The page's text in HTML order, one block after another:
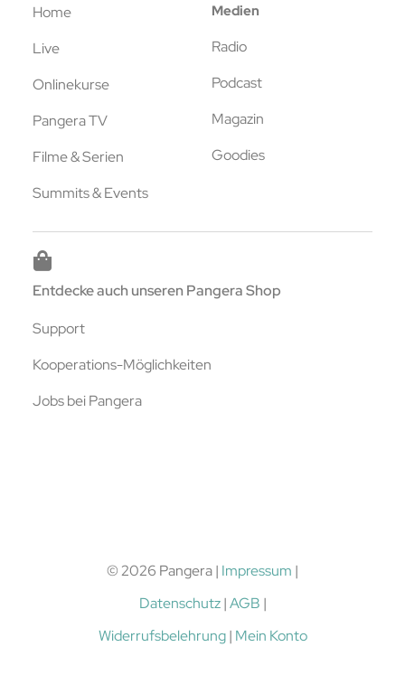
Home
Live
Onlinekurse
Pangera TV
Filme & Serien
Summits & Events
Medien
Radio
Podcast
Magazin
Goodies
Entdecke auch unseren Pangera Shop
Support
Kooperations-Möglichkeiten
Jobs bei Pangera
© 2026 Pangera | Impressum |
Datenschutz|AGB |
Widerrufsbelehrung| Mein Konto